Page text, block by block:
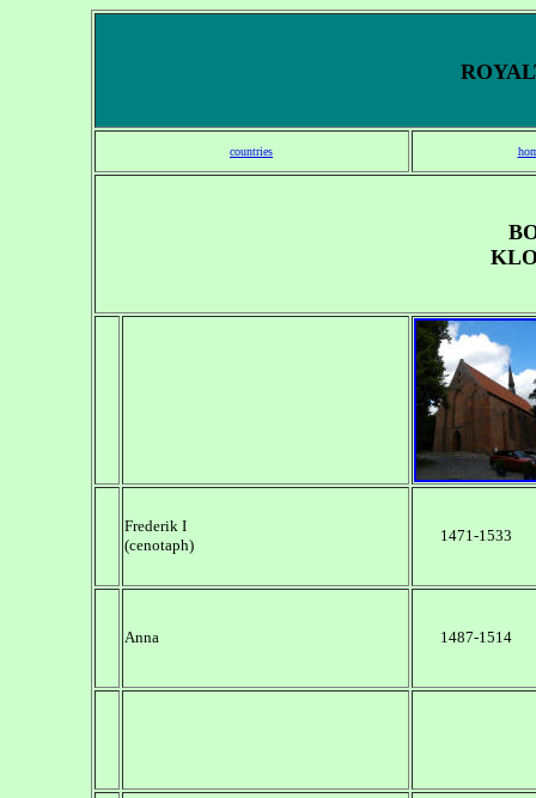
countries
Frederik I
(cenotaph)
1471-1533
Anna 1487-1514